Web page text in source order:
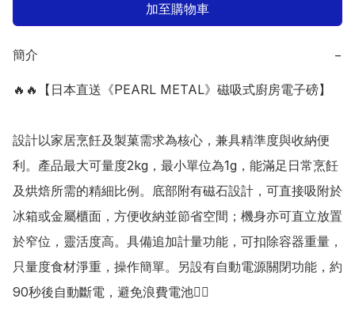
加至購物車
簡介 −
🔥🔥【日本直送《PEARL METAL》磁吸式廚房電子磅】
設計以家居烹飪及製菓需求為核心，兼具精準度與收納便
利。產品最大可量度2kg，最小單位為1g，能滿足日常烹飪
及烘焙所需的精細比例。底部附有磁石設計，可直接吸附於
冰箱或金屬櫃面，方便收納並節省空間；機身亦可直立放置
於窄位，靈活度高。具備追加計量功能，可扣除容器重量，
只量度食材淨重，操作簡單。另設有自動電源關閉功能，約
90秒後自動斷電，避免浪費電池👍🏻